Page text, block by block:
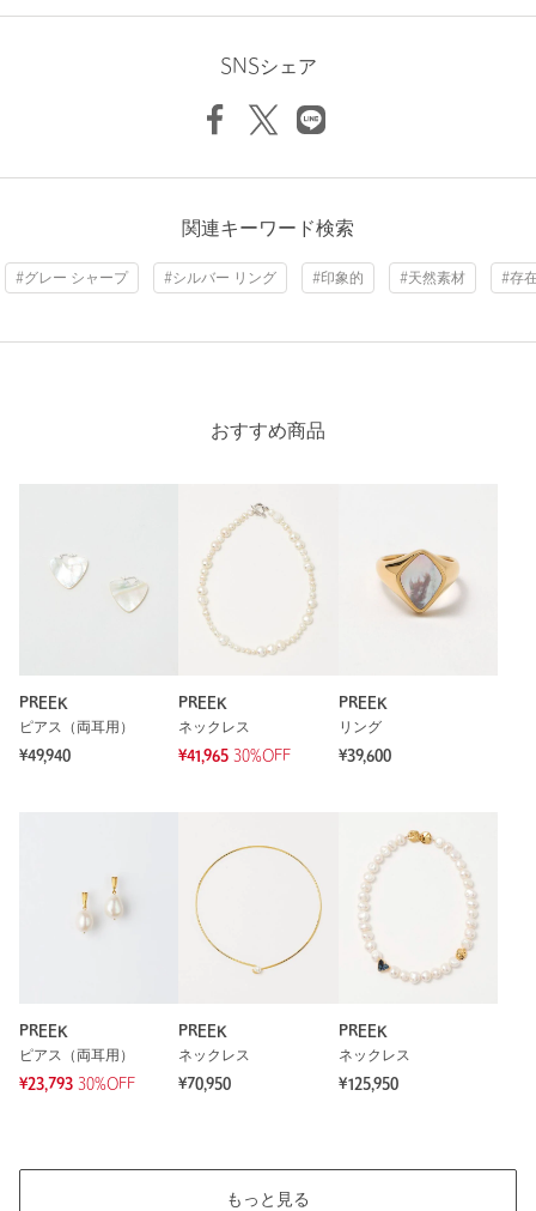
WOMEN
カテゴリー アクセサリー | リング
11 13
素材
原産国 -
ニックネーム： にゃんきち
石にツヤがあってとても素敵です！形がシャープなので、かわ
参考になった
※レビューは、個人の主観による感想・体感によるもので、商品の効果や性
能を保証するものではありません。
もっと見る
SNSシェア
関連キーワード検索
#グレー シャープ #シルバー リング #印象的 #天然素材 #存
おすすめ商品
PREEK
ピアス（両耳用）
¥49,940
PREEK
ネックレス
¥41,965 30%OFF
PREEK
リング
¥39,600
PREEK
ピアス（両耳用）
¥23,793 30%OFF
PREEK
ネックレス
¥70,950
PREEK
ネックレス
¥125,950
もっと見る